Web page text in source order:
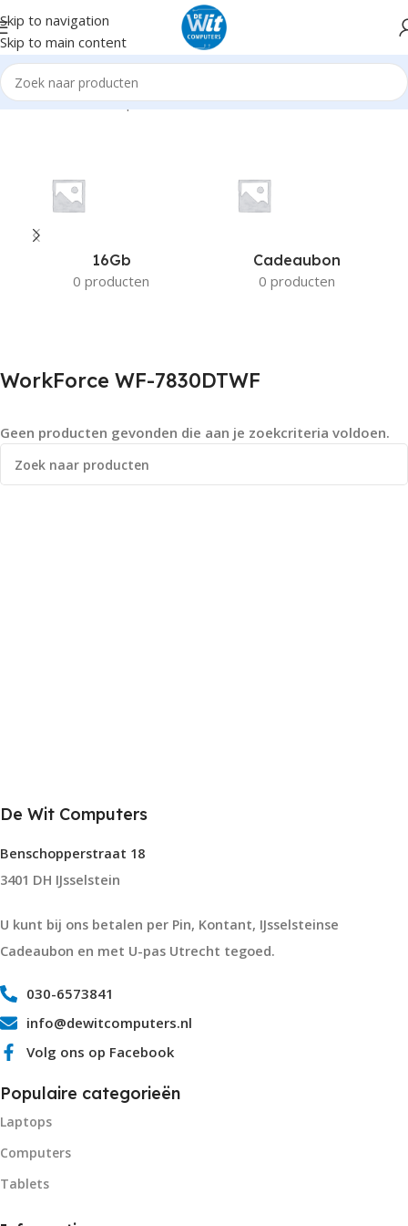
Skip to navigation
Skip to main content
Home Product Compatible Printers WorkForce WF-7830DTWF
16Gb
0 producten
Cadeaubon
0 producten
WorkForce WF-7830DTWF
Geen producten gevonden die aan je zoekcriteria voldoen.
De Wit Computers
Benschopperstraat 18
3401 DH IJsselstein
U kunt bij ons betalen per Pin, Kontant, IJsselsteinse
Cadeaubon en met U-pas Utrecht tegoed.
030-6573841
info@dewitcomputers.nl
Volg ons op Facebook
Populaire categorieën
Laptops
Computers
Tablets